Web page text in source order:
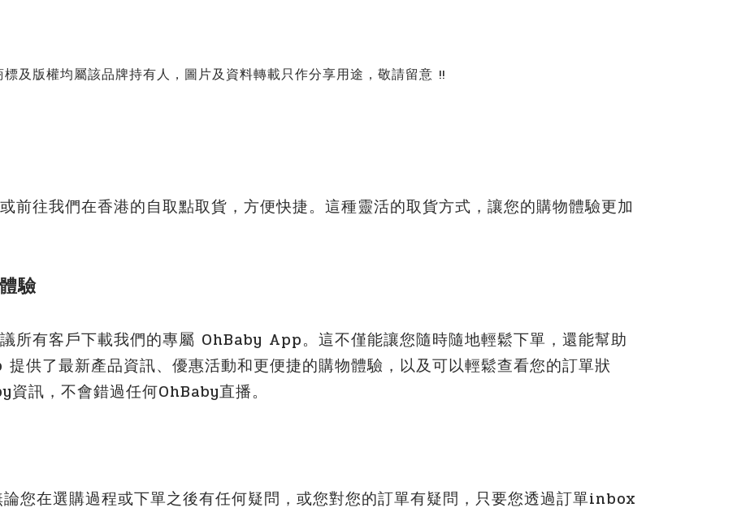
及版權均屬該品牌持有人，圖片及資料轉載只作分享用途，敬請留意 !!
前往我們在香港的自取點取貨，方便快捷。這種靈活的取貨方式，讓您的購物體驗更加
驗
所有客戶下載我們的專屬 OhBaby App。這不僅能讓您隨時隨地輕鬆下單，還能幫助
供了最新產品資訊、優惠活動和更便捷的購物體驗，以及可以輕鬆查看您的訂單狀
訊，不會錯過任何OhBaby直播。
您在選購過程或下單之後有任何疑問，或您對您的訂單有疑問，只要您透過訂單inbox